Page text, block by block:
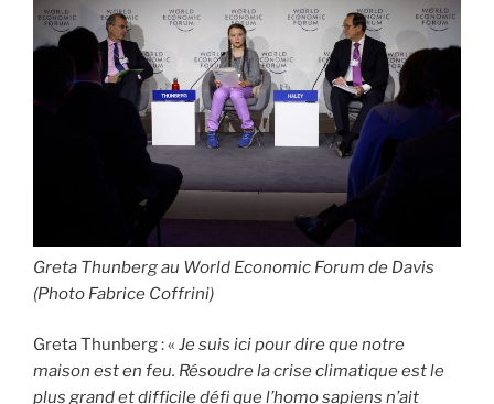
Greta Thunberg au World Economic Forum de Davis
(Photo Fabrice Coffrini)
Greta Thunberg : « Je suis ici pour dire que notre
maison est en feu. Résoudre la crise climatique est le
plus grand et difficile défi que l’homo sapiens n’ait